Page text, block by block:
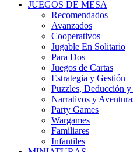
JUEGOS DE MESA
Recomendados
Avanzados
Cooperativos
Jugable En Solitario
Para Dos
Juegos de Cartas
Estrategia y Gestión
Puzzles, Deducción y
Narrativos y
Party Games
Wargames
Familiares
Infantiles